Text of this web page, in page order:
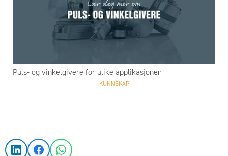
Puls- og vinkelgivere for ulike applikasjoner
KUNNSKAP